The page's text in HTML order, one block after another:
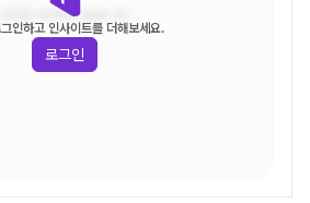
조회된 데이터가 없습니다.
인하고 인사이트를 더해보세요.
로그인